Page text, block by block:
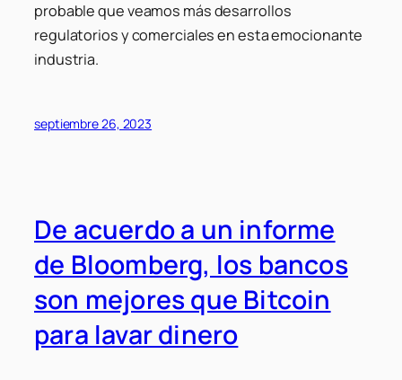
probable que veamos más desarrollos
regulatorios y comerciales en esta emocionante
industria.
septiembre 26, 2023
De acuerdo a un informe
de Bloomberg, los bancos
son mejores que Bitcoin
para lavar dinero